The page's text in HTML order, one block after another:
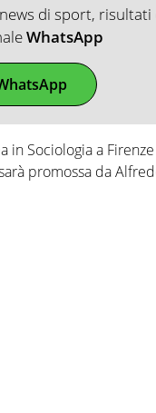
di sport, risultati
WhatsApp
in Sociologia a
promossa da